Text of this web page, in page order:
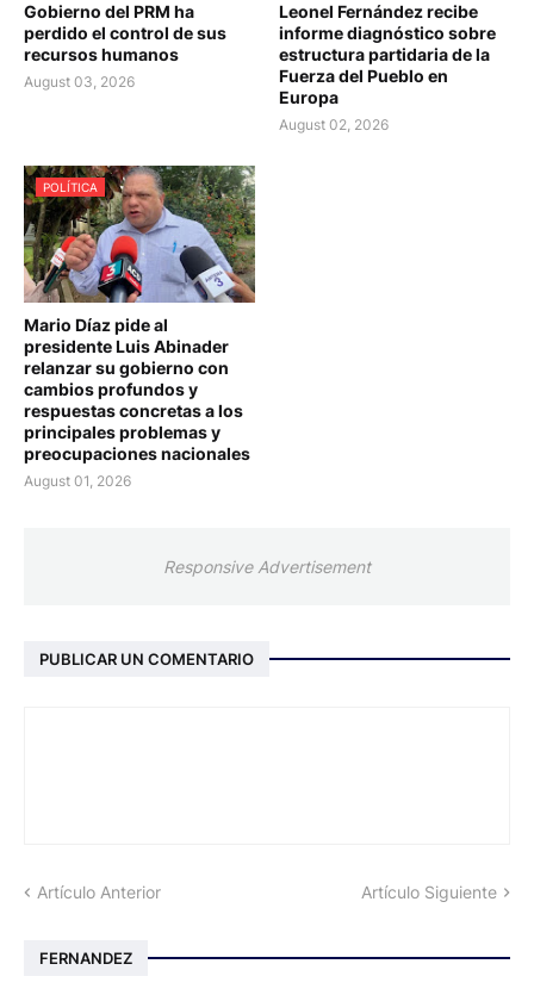
Gobierno del PRM ha
perdido el control de sus
recursos humanos
August 03, 2026
Leonel Fernández recibe
informe diagnóstico sobre
estructura partidaria de la
Fuerza del Pueblo en
Europa
August 02, 2026
POLÍTICA
Mario Díaz pide al
presidente Luis Abinader
relanzar su gobierno con
cambios profundos y
respuestas concretas a los
principales problemas y
preocupaciones nacionales
August 01, 2026
Responsive Advertisement
PUBLICAR UN COMENTARIO
Artículo Anterior Artículo Siguiente
FERNANDEZ